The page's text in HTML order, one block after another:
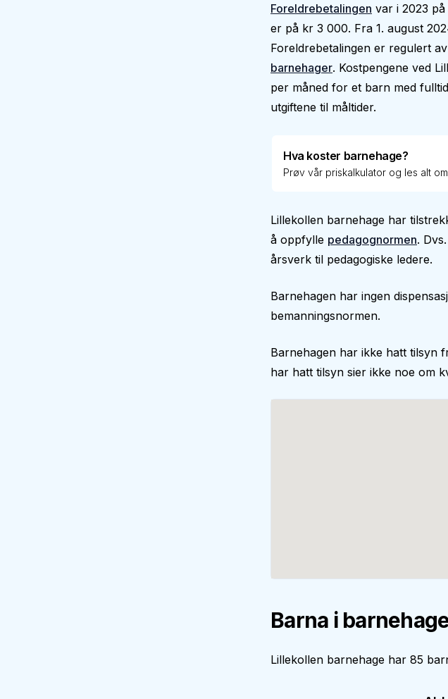
Foreldrebetalingen var i 2023
er på kr 3 000. Fra 1. august
Foreldrebetalingen er regulert av
barnehager. Kostpengene ved
per måned for et barn med
utgiftene til måltider.
Hva koster barnehage?
Prøv vår priskalkulator og les alt
Lillekollen barnehage har
å oppfylle pedagognormen.
årsverk til pedagogiske ledere.
Barnehagen har ingen
bemanningsnormen.
Barnehagen har ikke hatt tilsyn
har hatt tilsyn sier ikke noe om
Barna i
Lillekollen barnehage har 85